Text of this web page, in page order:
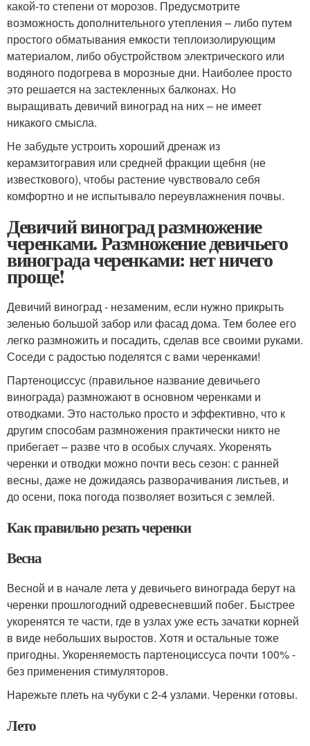
какой-то степени от морозов. Предусмотрите
возможность дополнительного утепления – либо путем
простого обматывания емкости теплоизолирующим
материалом, либо обустройством электрического или
водяного подогрева в морозные дни. Наиболее просто
это решается на застекленных балконах. Но
выращивать девичий виноград на них – не имеет
никакого смысла.
Не забудьте устроить хороший дренаж из
керамзитогравия или средней фракции щебня (не
известкового), чтобы растение чувствовало себя
комфортно и не испытывало переувлажнения почвы.
Девичий виноград размножение
черенками. Размножение девичьего
винограда черенками: нет ничего
проще!
Девичий виноград - незаменим, если нужно прикрыть
зеленью большой забор или фасад дома. Тем более его
легко размножить и посадить, сделав все своими руками.
Соседи с радостью поделятся с вами черенками!
Партеноциссус (правильное название девичьего
винограда) размножают в основном черенками и
отводками. Это настолько просто и эффективно, что к
другим способам размножения практически никто не
прибегает – разве что в особых случаях. Укоренять
черенки и отводки можно почти весь сезон: с ранней
весны, даже не дожидаясь разворачивания листьев, и
до осени, пока погода позволяет возиться с землей.
Как правильно резать черенки
Весна
Весной и в начале лета у девичьего винограда берут на
черенки прошлогодний одревесневший побег. Быстрее
укоренятся те части, где в узлах уже есть зачатки корней
в виде небольших выростов. Хотя и остальные тоже
пригодны. Укореняемость партеноциссуса почти 100% -
без применения стимуляторов.
Нарежьте плеть на чубуки с 2-4 узлами. Черенки готовы.
Лето